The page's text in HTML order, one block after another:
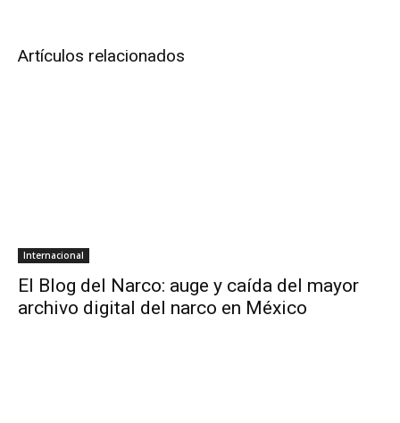
Artículos relacionados
Internacional
El Blog del Narco: auge y caída del mayor
archivo digital del narco en México